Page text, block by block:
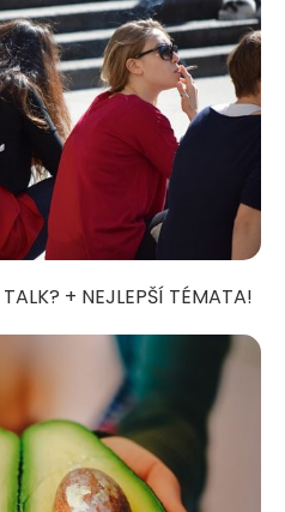
+ NEJLEPŠÍ TÉMATA!